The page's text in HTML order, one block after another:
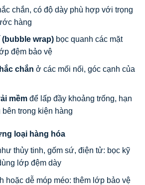
chắn, có độ dày phù hợp với trọng
hàng
(bubble wrap)bọc quanh các mặt
đệm bảo vệ
chắn ở các mối nối, góc cạnh của
mềmđể lấp đầy khoảng trống, hạn
trong kiện hàng
loại hàng hóa
thủy tinh, gốm sứ, điện tử: bọc kỹ
lớp đệm dày
hoặc dễ móp méo: thêm lớp bảo vệ